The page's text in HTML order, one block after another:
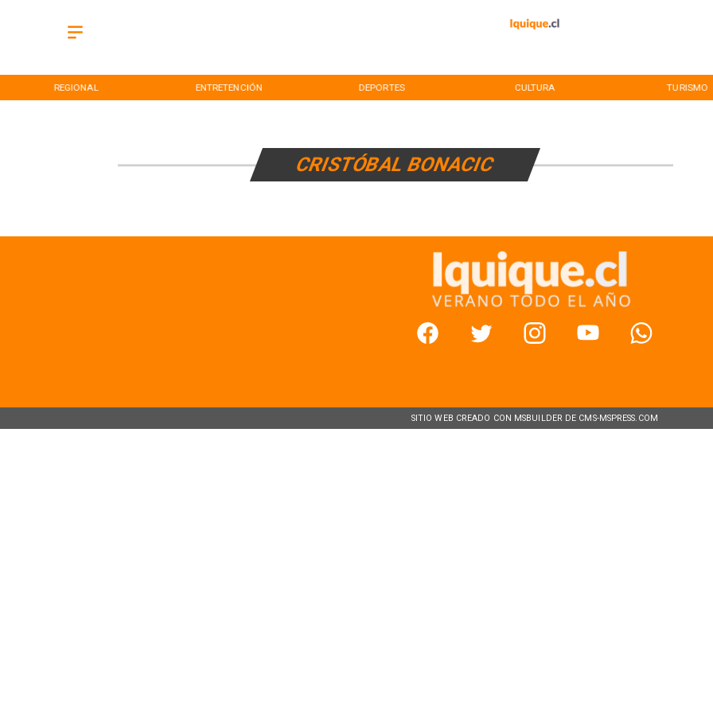
REGIONAL ENTRETENCIÓN DEPORTES CULTURA TURISMO
CRISTÓBAL BONACIC
SITIO WEB CREADO CON MSBUILDER DE CMS-MSPRESS.COM